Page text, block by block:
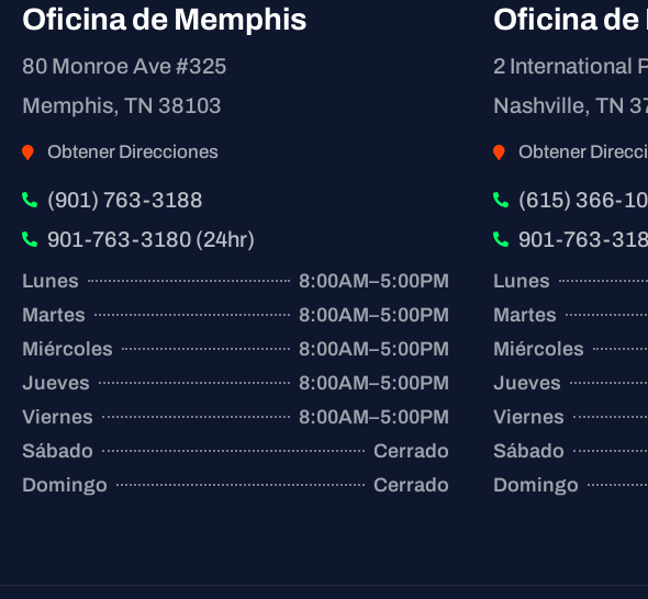
Oficina de Memphis
80 Monroe Ave #325
Memphis, TN 38103
Obtener Direcciones
(901) 763-3188
901-763-3180 (24hr)
Lunes
8:00AM–5:00PM
Martes
8:00AM–5:00PM
Miércoles
8:00AM–5:00PM
Jueves
8:00AM–5:00PM
Viernes
8:00AM–5:00PM
Sábado
Cerrado
Domingo
Cerrado
Oficina
2 International
Nashville, TN
Obtener
(615) 366-
901-763-
Lunes
Martes
Miércoles
Jueves
Viernes
Sábado
Domingo